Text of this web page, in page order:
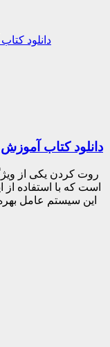
دانلود کتاب
روت کردن یکی از
است که با استفاده از
این سیستم عامل